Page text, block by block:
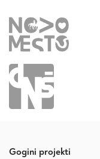
Gogini projekti